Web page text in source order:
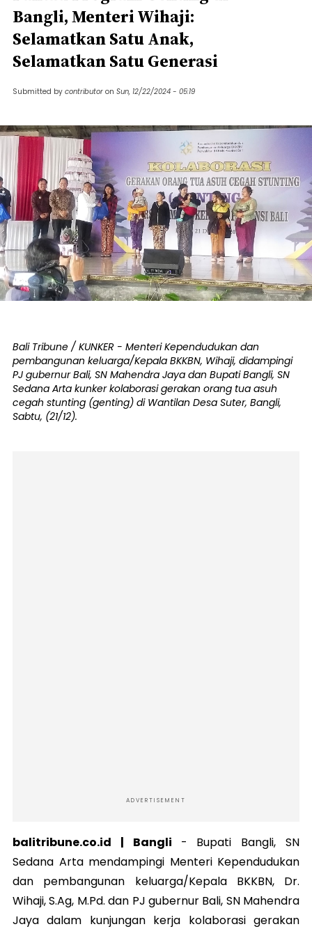
Bangli, Menteri Wihaji:
Selamatkan Satu Anak,
Selamatkan Satu Generasi
Submitted by contributor on Sun, 12/22/2024 - 05:19
Bali Tribune / KUNKER - Menteri Kependudukan dan
pembangunan keluarga/Kepala BKKBN, Wihaji, didampingi
PJ gubernur Bali, SN Mahendra Jaya dan Bupati Bangli, SN
Sedana Arta kunker kolaborasi gerakan orang tua asuh
cegah stunting (genting) di Wantilan Desa Suter, Bangli,
Sabtu, (21/12).
ADVERTISEMENT
balitribune.co.id | Bangli - Bupati Bangli, SN
Sedana Arta mendampingi Menteri Kependudukan
dan pembangunan keluarga/Kepala BKKBN, Dr.
Wihaji, S.Ag, M.Pd. dan PJ gubernur Bali, SN Mahendra
Jaya dalam kunjungan kerja kolaborasi gerakan